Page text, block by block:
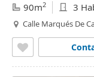
90m2 3
Calle Marqués De